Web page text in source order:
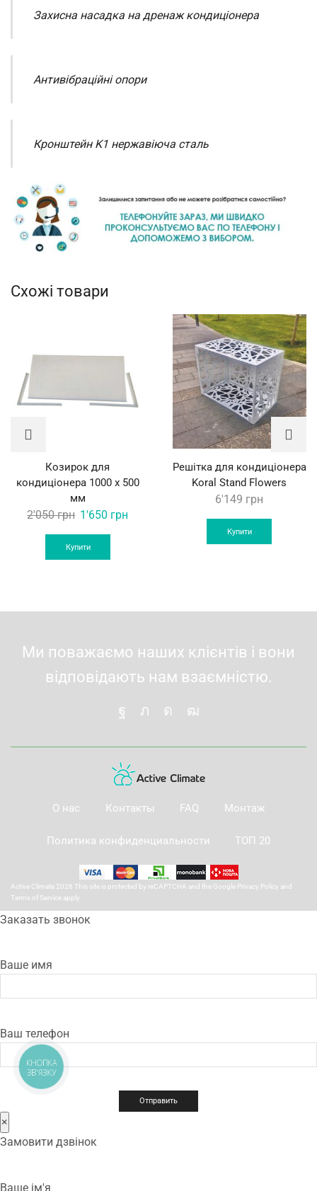
Захисна насадка на дренаж кондиціонера
Антивібраційні опори
Кронштейн K1 нержавіюча сталь
Схожі товари
Козирок для
кондиціонера 1000 х 500
мм
2'050грн Original
was:
1'650 грн
Купити
Решітка для кондиціонера
Koral Stand Flowers
6'149 грн
Купити
Ми поважаємо наших клієнтів і вони
відповідають нам взаємністю.
О нас Контакты FAQ Монтаж
Политика конфиденциальности ТОП 20
Active Climate 2026 This site is protected by reCAPTCHA and the Google Privacy Policy and
Terms of Service apply.
Заказать звонок
Ваше имя
Ваш телефон
×
Замовити дзвінок
Ваше ім'я
КНОПКА
ЗВ'ЯЗКУ